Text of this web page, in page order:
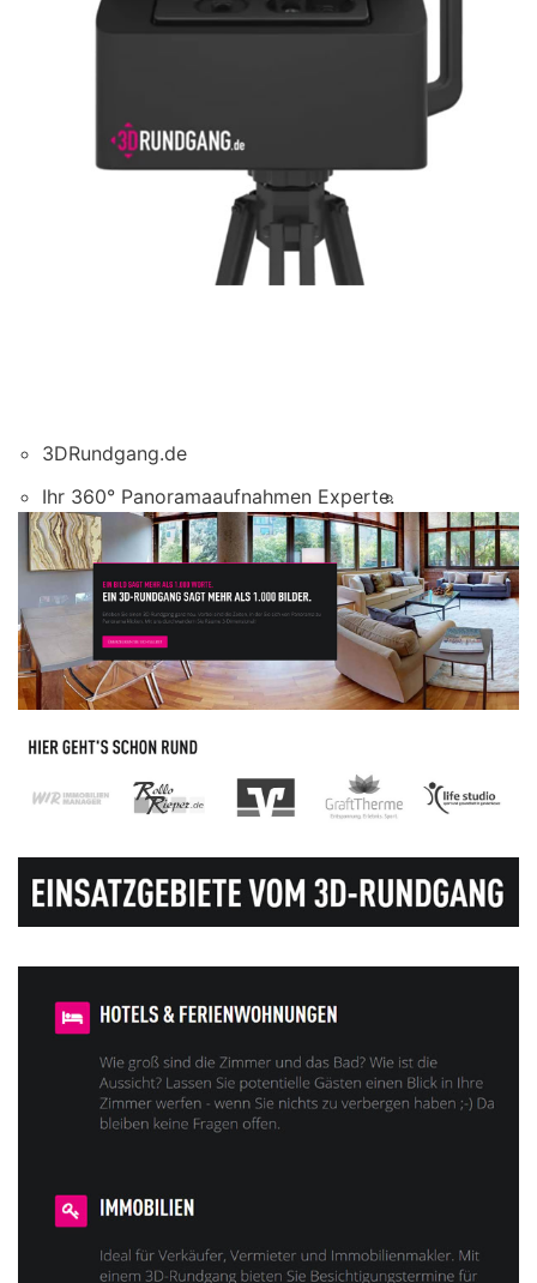
3DRundgang.de
Ihr 360° Panoramaaufnahmen Experte.